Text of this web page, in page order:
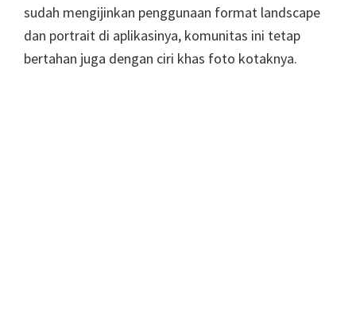
sudah mengijinkan penggunaan format landscape
dan portrait di aplikasinya, komunitas ini tetap
bertahan juga dengan ciri khas foto kotaknya.